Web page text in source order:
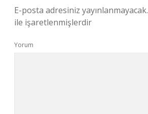
E-posta adresiniz yayınlanmayacak.
ile işaretlenmişlerdir
Yorum